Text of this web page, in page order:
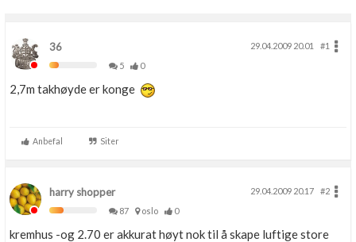
36 29.04.2009 20.01
#1
5
0
2,7m takhøyde er konge
Anbefal Siter
harry shopper 29.04.2009 20.17
#2
87
oslo 0
kremhus -og 2.70 er akkurat høyt nok til å skape luftige store